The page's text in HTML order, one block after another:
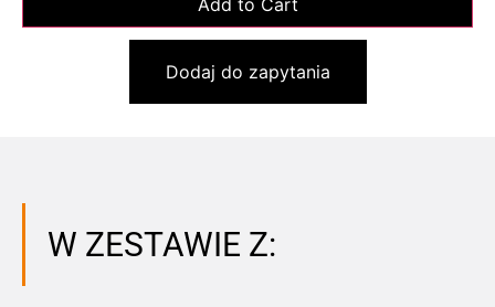
Dodaj do zapytania
W ZESTAWIE Z: